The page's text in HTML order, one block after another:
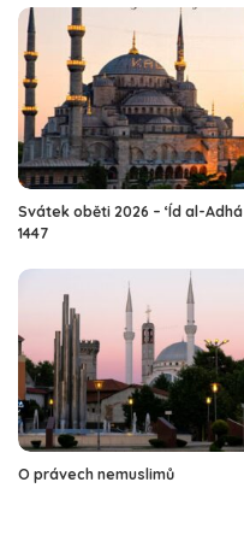
Svátek oběti 2026 – ‘Íd al-Adhá
1447
O právech nemuslimů